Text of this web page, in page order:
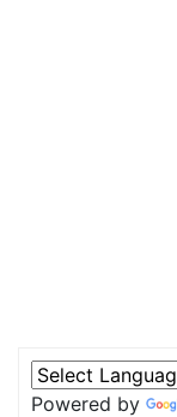
Powered by